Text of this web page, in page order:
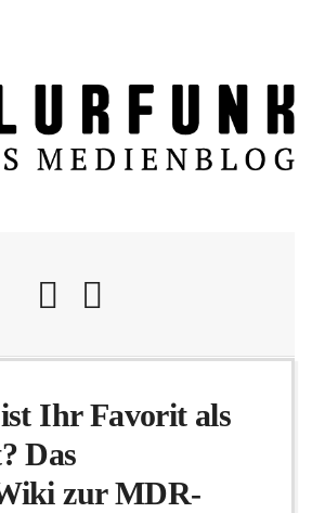
Nachrichten
Flurschelte
Ihr Favorit als
Das
zur MDR-